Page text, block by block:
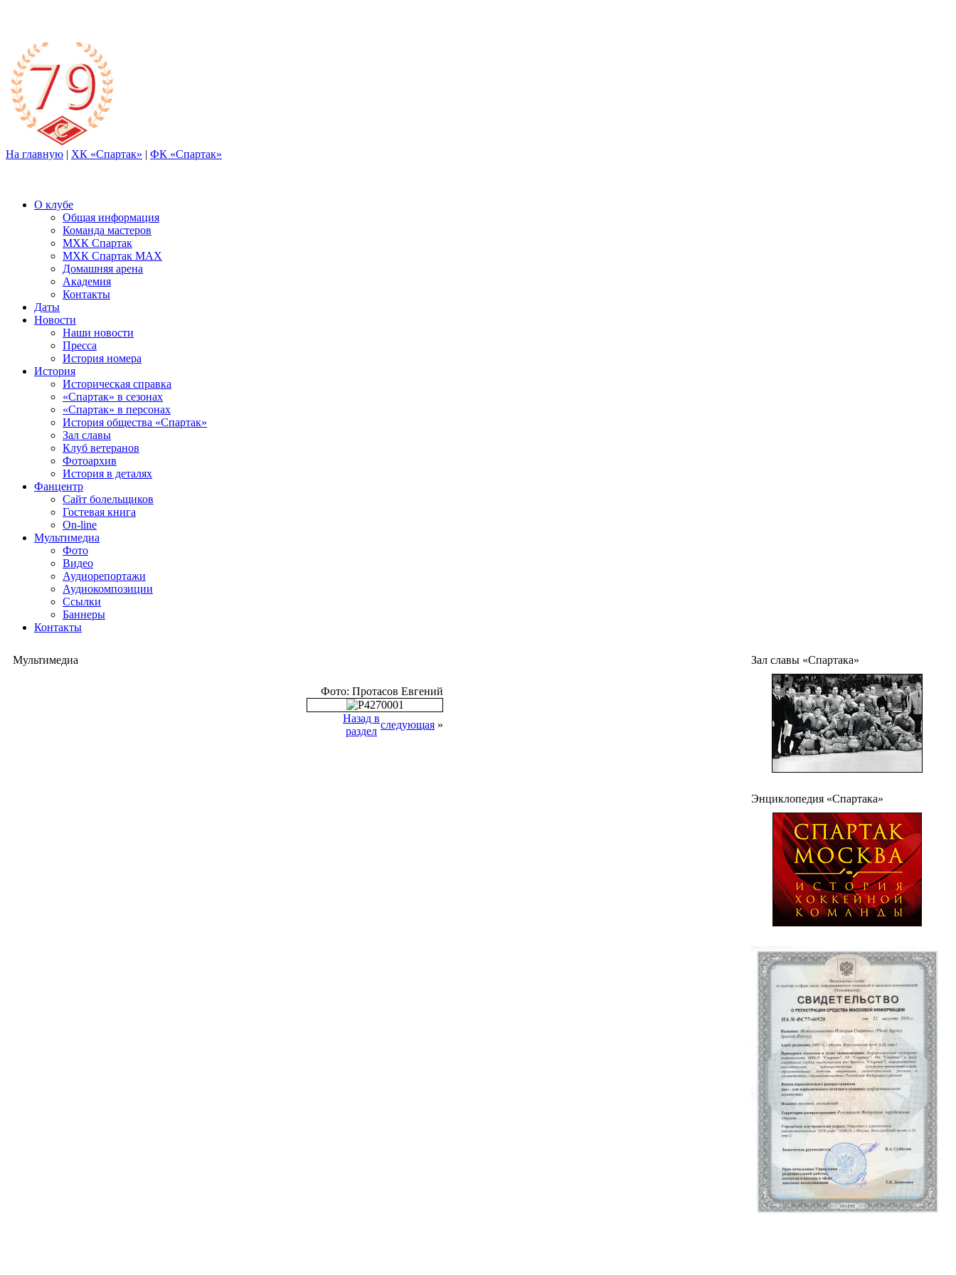
На главную | ХК «Спартак» | ФК «Спартак»
О клубе
Общая информация
Команда мастеров
МХК Спартак
МХК Спартак МАХ
Домашняя арена
Академия
Контакты
Даты
Новости
Наши новости
Пресса
История номера
История
Историческая справка
«Спартак» в сезонах
«Спартак» в персонах
История общества «Спартак»
Зал славы
Клуб ветеранов
Фотоархив
История в деталях
Фанцентр
Сайт болельщиков
Гостевая книга
On-line
Мультимедиа
Фото
Видео
Аудиорепортажи
Аудиокомпозиции
Ссылки
Баннеры
Контакты
Мультимедиа
Фото: Протасов Евгений
Назад в
раздел
следующая »
Зал славы «Спартака»
Энциклопедия «Спартака»